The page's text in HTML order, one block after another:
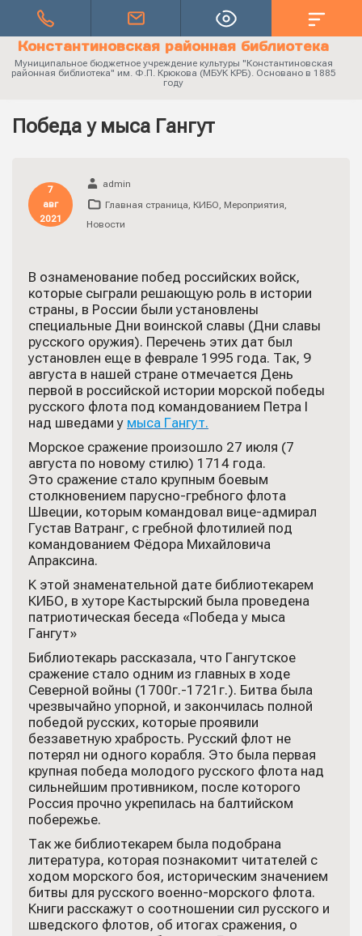
Константиновская районная библиотека
Муниципальное бюджетное учреждение культуры "Константиновская
районная библиотека" им. Ф.П. Крюкова (МБУК КРБ). Основано в 1885
году
Победа у мыса Гангут
7
авг
2021
admin
Главная страница, КИБО, Мероприятия,
Новости
В ознаменование побед российских войск,
которые сыграли решающую роль в истории
страны, в России были установлены
специальные Дни воинской славы (Дни славы
русского оружия). Перечень этих дат был
установлен еще в феврале 1995 года. Так, 9
августа в нашей стране отмечается День
первой в российской истории морской победы
русского флота под командованием Петра I
над шведами у мыса Гангут.
Морское сражение произошло 27 июля (7
августа по новому стилю) 1714 года.
Это сражение стало крупным боевым
столкновением парусно-гребного флота
Швеции, которым командовал вице-адмирал
Густав Ватранг, с гребной флотилией под
командованием Фёдора Михайловича
Апраксина.
К этой знаменательной дате библиотекарем
КИБО, в хуторе Кастырский была проведена
патриотическая беседа «Победа у мыса
Гангут»
Библиотекарь рассказала, что Гангутское
сражение стало одним из главных в ходе
Северной войны (1700г.-1721г.). Битва была
чрезвычайно упорной, и закончилась полной
победой русских, которые проявили
беззаветную храбрость. Русский флот не
потерял ни одного корабля. Это была первая
крупная победа молодого русского флота над
сильнейшим противником, после которого
Россия прочно укрепилась на балтийском
побережье.
Так же библиотекарем была подобрана
литература, которая познакомит читателей с
ходом морского боя, историческим значением
битвы для русского военно-морского флота.
Книги расскажут о соотношении сил русского и
шведского флотов, об итогах сражения, о